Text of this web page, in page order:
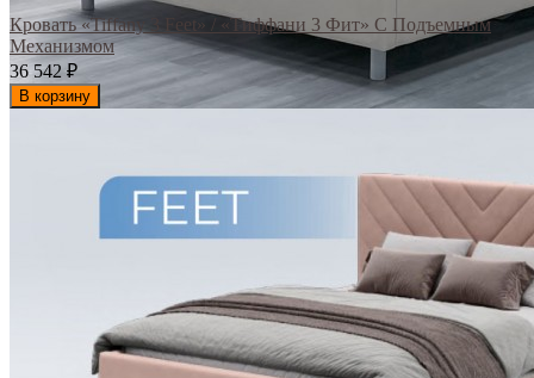
Кровать «Tiffany 3 Feet» / «Тиффани 3 Фит» С Подъемным
Механизмом
36 542 ₽
В корзину